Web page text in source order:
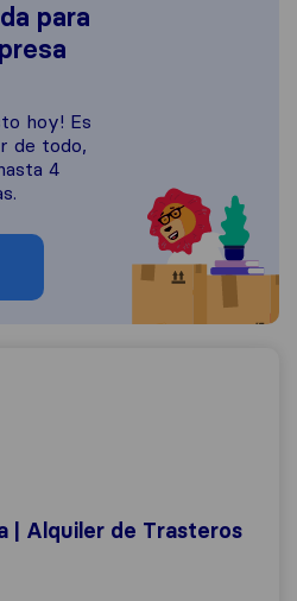
para
hoy! Es
de todo,
4
Alquiler de Trasteros y
| Alquiler de Trasteros